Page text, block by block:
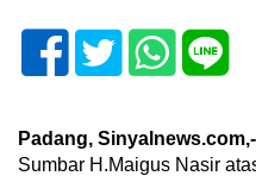
Padang, Sinyalnews.com,-
Sumbar H.Maigus Nasir